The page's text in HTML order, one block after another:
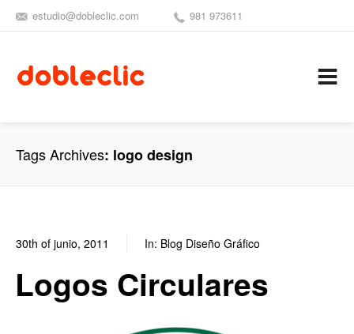
estudio@dobleclic.com 981 973611
Tags Archives logo design
30th of junio, 2011 In: Blog Diseño Gráfico
Logos Circulares